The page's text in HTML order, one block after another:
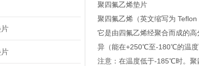
聚四氟乙烯垫片
聚四氟乙烯（英文缩写为 Teflon
它是由四氟乙烯经聚合而成的
异（能在+250℃至-180℃的温度
注意：在温度低于-185℃时。聚